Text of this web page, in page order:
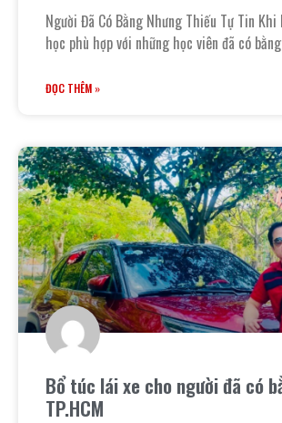
Người Đã Có Bằng Nhưng Thiếu Tự Tin Khi
học phù hợp với những học viên đã có
ĐỌC THÊM »
Bổ túc lái xe cho người đã có
TP.HCM